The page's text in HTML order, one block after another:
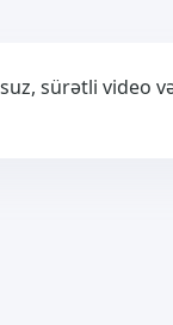
sürətli video